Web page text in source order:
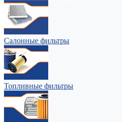
Салонные фильтры
Топливные фильтры